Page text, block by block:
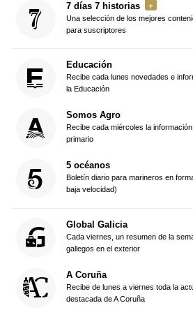
7 días 7 historias
Una selección de los mejores
para suscriptores
Educación
Recibe cada lunes novedades e
la Educación
Somos Agro
Recibe cada miércoles la
primario
5 océanos
Boletín diario para marineros en
baja velocidad)
Global Galicia
Cada viernes, un resumen de la
gallegos en el exterior
A Coruña
Recibe de lunes a viernes toda la
destacada de A Coruña